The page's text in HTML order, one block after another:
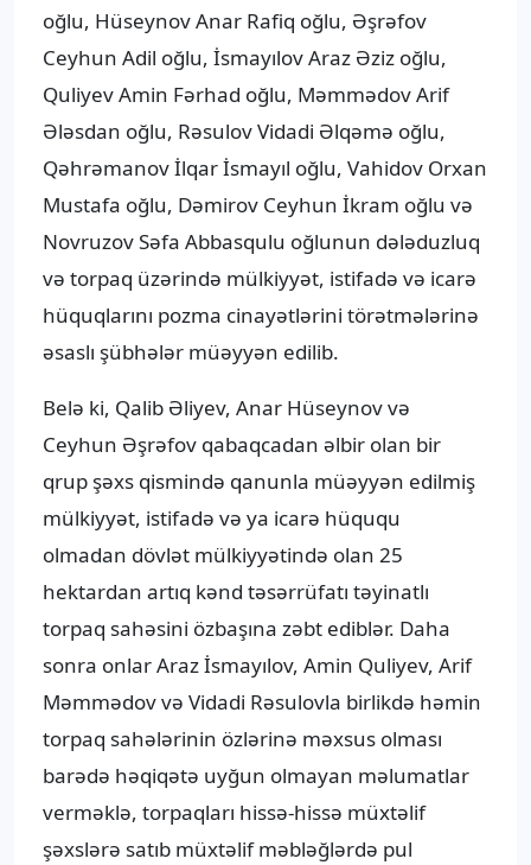
oğlu, Hüseynov Anar Rafiq oğlu, Əşrəfov
Ceyhun Adil oğlu, İsmayılov Araz Əziz oğlu,
Quliyev Amin Fərhad oğlu, Məmmədov Arif
Ələsdan oğlu, Rəsulov Vidadi Əlqəmə oğlu,
Qəhrəmanov İlqar İsmayıl oğlu, Vahidov Orxan
Mustafa oğlu, Dəmirov Ceyhun İkram oğlu və
Novruzov Səfa Abbasqulu oğlunun dələduzluq
və torpaq üzərində mülkiyyət, istifadə və icarə
hüquqlarını pozma cinayətlərini törətmələrinə
əsaslı şübhələr müəyyən edilib.
Belə ki, Qalib Əliyev, Anar Hüseynov və
Ceyhun Əşrəfov qabaqcadan əlbir olan bir
qrup şəxs qismində qanunla müəyyən edilmiş
mülkiyyət, istifadə və ya icarə hüququ
olmadan dövlət mülkiyyətində olan 25
hektardan artıq kənd təsərrüfatı təyinatlı
torpaq sahəsini özbaşına zəbt ediblər. Daha
sonra onlar Araz İsmayılov, Amin Quliyev, Arif
Məmmədov və Vidadi Rəsulovla birlikdə həmin
torpaq sahələrinin özlərinə məxsus olması
barədə həqiqətə uyğun olmayan məlumatlar
verməklə, torpaqları hissə-hissə müxtəlif
şəxslərə satıb müxtəlif məbləğlərdə pul